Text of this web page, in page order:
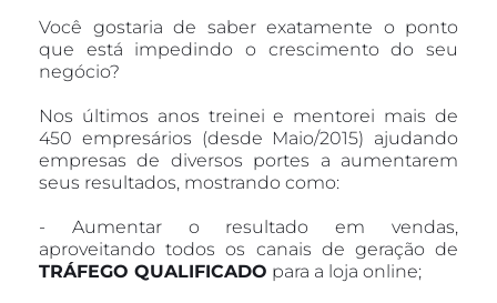
Você gostaria de saber exatamente o ponto
que está impedindo o crescimento do seu
negócio?
Nos últimos anos treinei e mentorei mais de
450 empresários (desde Maio/2015) ajudando
empresas de diversos portes a aumentarem
seus resultados, mostrando como:
- Aumentar o resultado em vendas,
TRÁFEGO QUALIFICADO para a loja online;